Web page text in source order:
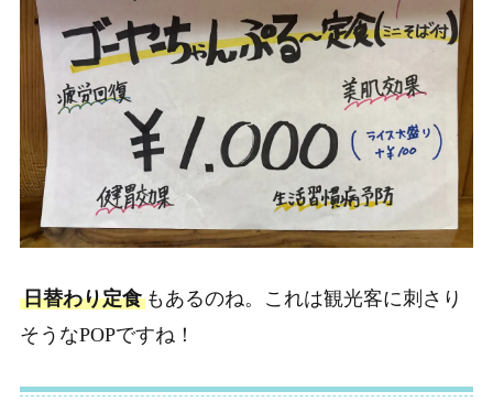
日替わり定食もあるのね。これは観光客に刺さり
そうなPOPですね！